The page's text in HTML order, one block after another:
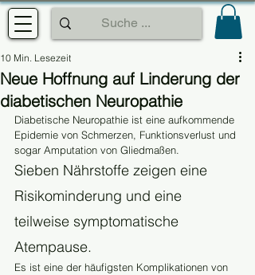
Neue Hoffnung auf Linderung der
diabetischen Neuropathie
10 Min. Lesezeit
Diabetische Neuropathie ist eine aufkommende
Epidemie von Schmerzen, Funktionsverlust und
sogar Amputation von Gliedmaßen.
Sieben Nährstoffe zeigen eine
Risikominderung und eine
teilweise symptomatische
Atempause.
Es ist eine der häufigsten Komplikationen von